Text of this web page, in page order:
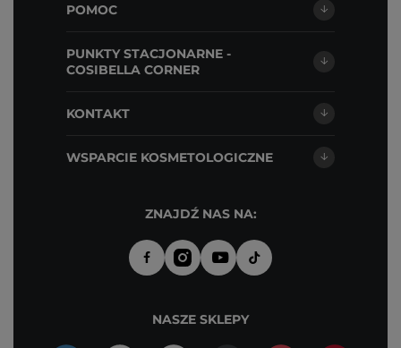
POMOC
PUNKTY STACJONARNE -
COSIBELLA CORNER
KONTAKT
WSPARCIE KOSMETOLOGICZNE
ZNAJDŹ NAS NA:
NASZE SKLEPY